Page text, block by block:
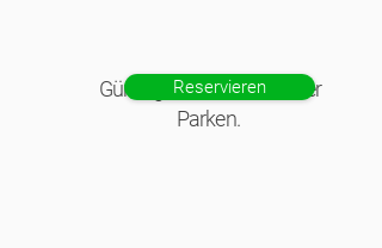
Günstig, einfach und sicher
Parken.
Reservieren